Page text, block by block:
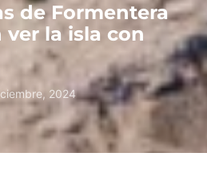
de Formentera
la isla con
2024